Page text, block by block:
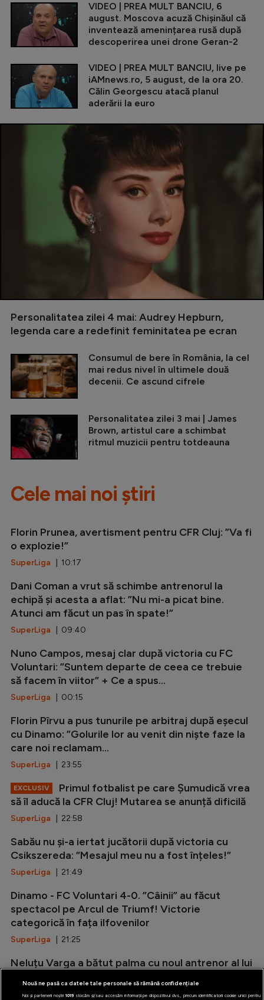
VIDEO | PREA MULT BANCIU, 6
august. Moscova acuză Chișinăul că
inventează amenințarea rusă după
descoperirea unei drone Geran-2
VIDEO | PREA MULT BANCIU, live pe
iAMnews.ro, 5 august, de la ora 20.
Călin Georgescu atacă planul
aderării la euro
Personalitatea zilei 4 mai: Audrey Hepburn,
legenda care a redefinit feminitatea pe ecran
Consumul de bere în România, la cel
mai redus nivel în ultimele două
decenii. Ce ascund cifrele
Personalitatea zilei 3 mai | James
Brown, artistul care a schimbat
ritmul muzicii pentru totdeauna
Cele mai noi știri
Florin Prunea, avertisment pentru CFR Cluj: ”Va fi
o explozie!”
SuperLiga | 10:17
Dani Coman a vrut să schimbe antrenorul la
echipă și acesta a aflat: ”Nu mi-a picat bine.
Atunci am făcut un pas în spate!”
SuperLiga | 09:40
Nuno Campos, mesaj clar după victoria cu FC
Voluntari: ”Suntem departe de ceea ce trebuie
să facem în viitor” + Ce a spus...
SuperLiga | 00:15
Florin Pîrvu a pus tunurile pe arbitraj după eșecul
cu Dinamo: ”Golurile lor au venit din niște faze la
care noi reclamam...
SuperLiga | 23:55
EXCLUSIV
Primul fotbalist pe care Șumudică vrea
să îl aducă la CFR Cluj! Mutarea se anunță dificilă
SuperLiga | 22:58
Sabău nu și-a iertat jucătorii după victoria cu
Csikszereda: ”Mesajul meu nu a fost înțeles!”
SuperLiga | 21:49
Dinamo - FC Voluntari 4-0. ”Câinii” au făcut
spectacol pe Arcul de Triumf! Victorie
categorică în fața ilfovenilor
SuperLiga | 21:25
Neluțu Varga a bătut palma cu noul antrenor al lui
SuperLiga| 21:00
Nouă ne pasă ca datele tale personale să rămână confidențiale
Noi și partenerii noștri 1019stocăm și/sau accesăm informații pe dispozitivul dvs., precum identificatorii cookie unici pentru